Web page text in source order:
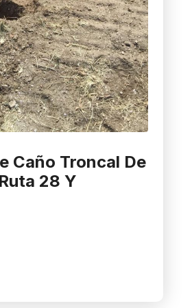
Caño Troncal De
28 Y